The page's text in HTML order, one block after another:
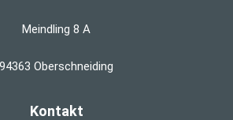
Meindling 8 A
94363 Oberschneiding
Kontakt